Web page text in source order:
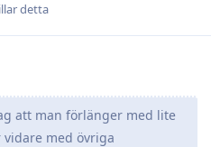
detta
att man förlänger med lite
med övriga